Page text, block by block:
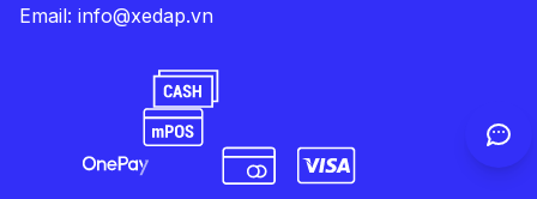
Email: info@xedap.vn